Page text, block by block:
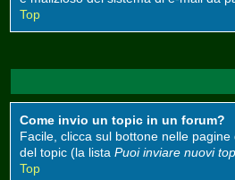
Top
Come invio un topic in un forum?
Facile, clicca sul bottone nelle
del topic (la lista Puoi inviare nuovi
Top